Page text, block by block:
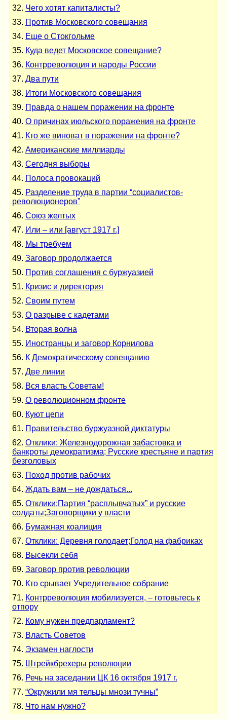
32. Чего хотят капиталисты?
33. Против Московского совещания
34. Еще о Стокгольме
35. Куда ведет Московское совещание?
36. Контрреволюция и народы России
37. Два пути
38. Итоги Московского совещания
39. Правда о нашем поражении на фронте
40. О причинах июльского поражения на фронте
41. Кто же виноват в поражении на фронте?
42. Американские миллиарды
43. Сегодня выборы
44. Полоса провокаций
45. Разделение труда в партии “социалистов-
революционеров”
46. Союз желтых
47. Или – или [август 1917 г.]
48. Мы требуем
49. Заговор продолжается
50. Против соглашения с буржуазией
51. Кризис и директория
52. Своим путем
53. О разрыве с кадетами
54. Вторая волна
55. Иностранцы и заговор Корнилова
56. К Демократическому совещанию
57. Две линии
58. Вся власть Советам!
59. О революционном фронте
60. Куют цепи
61. Правительство буржуазной диктатуры
62. Отклики: Железнодорожная забастовка и
банкроты демократизма; Русские крестьяне и партия
безголовых
63. Поход против рабочих
64. Ждать вам – не дождаться...
65. Отклики:Партия “расплывчатых” и русские
солдаты;Заговорщики у власти
66. Бумажная коалиция
67. Отклики: Деревня голодает;Голод на фабриках
68. Высекли себя
69. Заговор против революции
70. Кто срывает Учредительное собрание
71. Контрреволюция мобилизуется, – готовьтесь к
отпору
72. Кому нужен предпарламент?
73. Власть Советов
74. Экзамен наглости
75. Штрейкбрехеры революции
76. Речь на заседании ЦК 16 октября 1917 г.
77. “Окружили мя тельцы мнози тучны”
78. Что нам нужно?